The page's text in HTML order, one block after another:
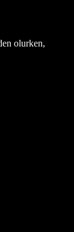
olurken,